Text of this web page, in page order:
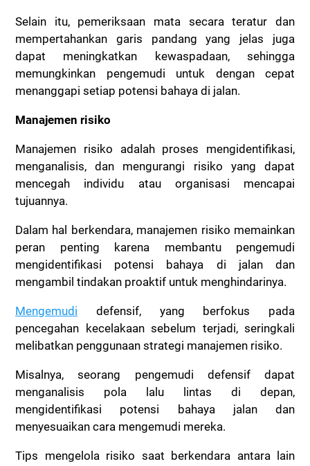
Selain itu, pemeriksaan mata secara teratur dan
mempertahankan garis pandang yang jelas juga
dapat meningkatkan kewaspadaan, sehingga
memungkinkan pengemudi untuk dengan cepat
menanggapi setiap potensi bahaya di jalan.
Manajemen risiko
Manajemen risiko adalah proses mengidentifikasi,
menganalisis, dan mengurangi risiko yang dapat
mencegah individu atau organisasi mencapai
tujuannya.
Dalam hal berkendara, manajemen risiko memainkan
peran penting karena membantu pengemudi
mengidentifikasi potensi bahaya di jalan dan
mengambil tindakan proaktif untuk menghindarinya.
Mengemudi defensif, yang berfokus pada
pencegahan kecelakaan sebelum terjadi, seringkali
melibatkan penggunaan strategi manajemen risiko.
Misalnya, seorang pengemudi defensif dapat
menganalisis pola lalu lintas di depan,
mengidentifikasi potensi bahaya jalan dan
menyesuaikan cara mengemudi mereka.
Tips mengelola risiko saat berkendara antara lain